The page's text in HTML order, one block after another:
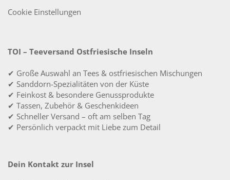
Cookie Einstellungen
TOI – Teeversand Ostfriesische Inseln
✔ Große Auswahl an Tees & ostfriesischen Mischungen
✔ Sanddorn-Spezialitäten von der Küste
✔ Feinkost & besondere Genussprodukte
✔ Tassen, Zubehör & Geschenkideen
✔ Schneller Versand – oft am selben Tag
✔ Persönlich verpackt mit Liebe zum Detail
Dein Kontakt zur Insel